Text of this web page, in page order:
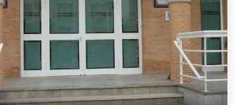
17 de mayo de 2022
¿Un «insulto» al traje de flamenca?
Semidesnudos, trasparencias y
batas de cola en la Feria de Abril
7 de mayo de 2022